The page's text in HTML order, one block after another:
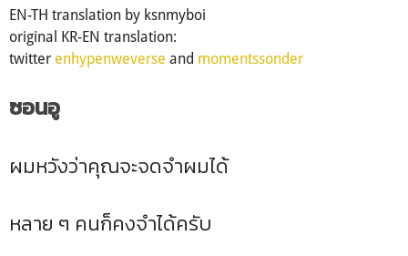
EN-TH translation by ksnmyboi
original KR-EN translation:
twitter enhypenweverse and momentssonder
ซอนอู
ผมหวังว่าคุณจะจดจำผมได้
หลาย ๆ คนก็คงจำได้ครับ